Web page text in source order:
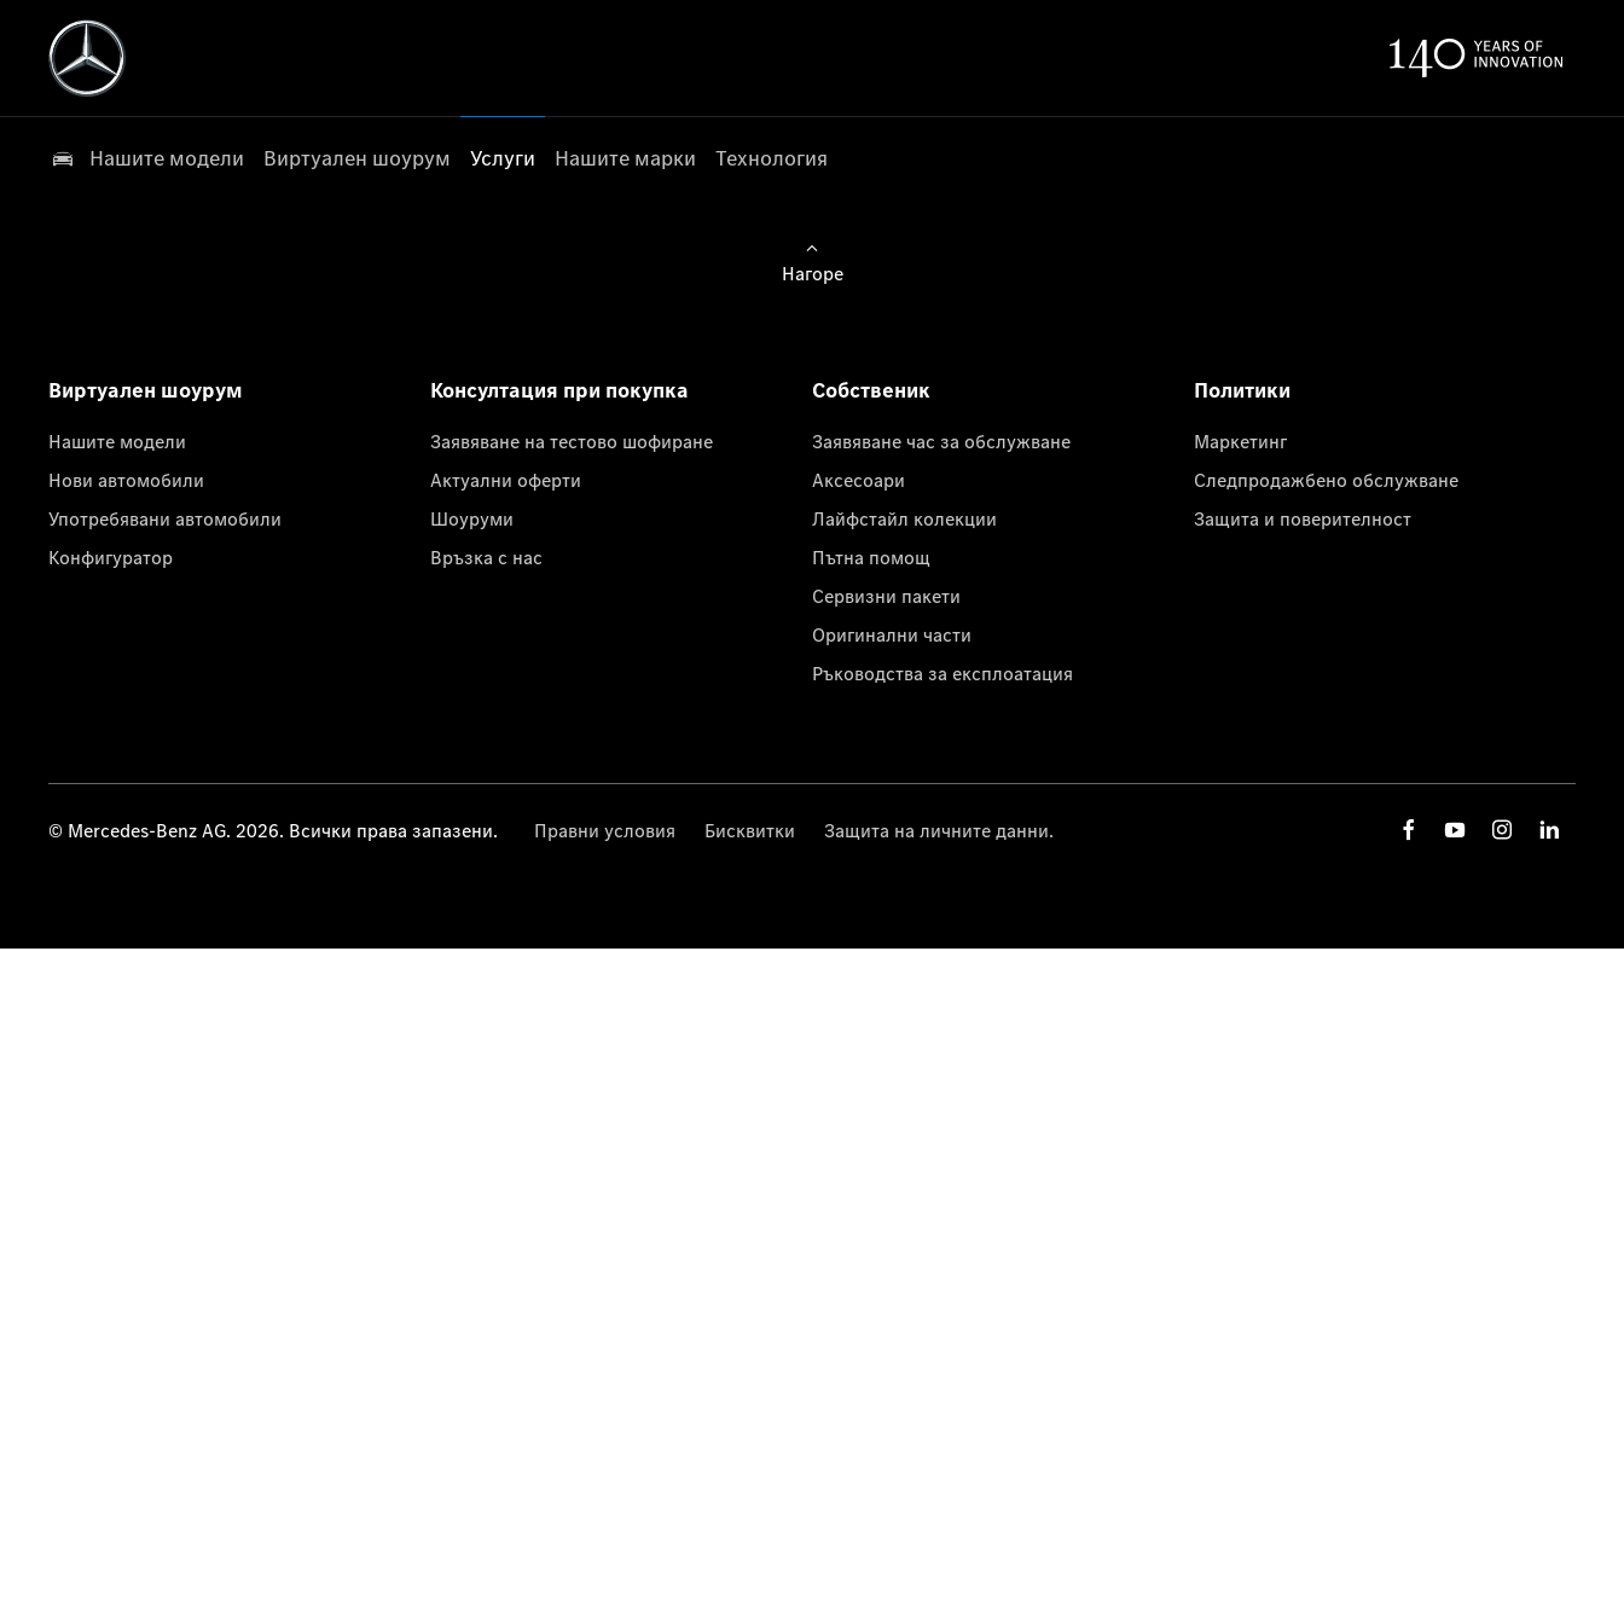
Нашите модели Виртуален шоурум Услуги Нашите марки Технология
Нагоре
Виртуален шоурум
Нашите модели
Нови автомобили
Употребявани автомобили
Конфигуратор
Консултация при покупка
Заявяване на тестово шофиране
Актуални оферти
Шоуруми
Връзка с нас
Собственик
Заявяване час за обслужване
Аксесоари
Лайфстайл колекции
Пътна помощ
Сервизни пакети
Оригинални части
Ръководства за експлоатация
Политики
Маркетинг
Следпродажбено обслужване
Защита и поверителност
© Mercedes-Benz AG. 2026. Всички права запазени. Правни условия Бисквитки Защита на личните данни.